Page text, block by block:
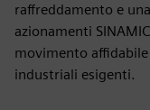
raffreddamento e
azionamenti
movimento
industriali esigenti.